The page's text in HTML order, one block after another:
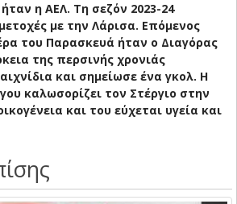
η ΑΕΛ. Τη σεζόν 2023-24
με την Λάρισα. Επόμενος
του Παρασκευά ήταν ο Διαγόρας
της περσινής χρονιάς
και σημείωσε ένα γκολ. Η
καλωσορίζει τον Στέργιο στην
και του εύχεται υγεία και